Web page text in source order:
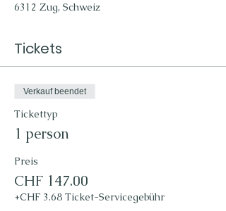
6312 Zug, Schweiz
Tickets
Verkauf beendet
Tickettyp
1 person
Preis
CHF 147.00
+CHF 3.68 Ticket-Servicegebühr